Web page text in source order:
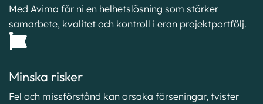
Med Avima får ni en helhetslösning som stärker
samarbete, kvalitet och kontroll i eran projektportfölj.
Minska risker
Fel och missförstånd kan orsaka förseningar, tvister